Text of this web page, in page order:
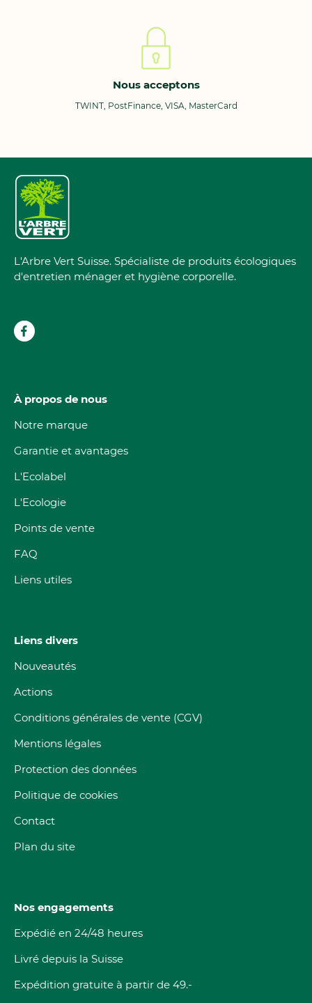
Nous acceptons
TWINT, PostFinance, VISA, MasterCard
L'Arbre Vert Suisse. Spécialiste de produits écologiques
d'entretien ménager et hygiène corporelle.
À propos de nous
Notre marque
Garantie et avantages
L'Ecolabel
L'Ecologie
Points de vente
FAQ
Liens utiles
Liens divers
Nouveautés
Actions
Conditions générales de vente (CGV)
Mentions légales
Protection des données
Politique de cookies
Contact
Plan du site
Nos engagements
Expédié en 24/48 heures
Livré depuis la Suisse
Expédition gratuite à partir de 49.-